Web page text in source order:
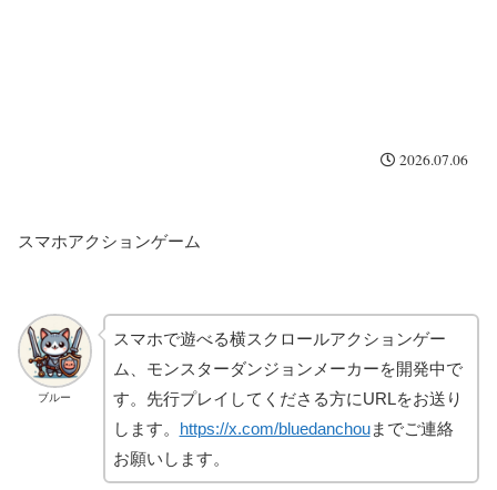
2026.07.06
スマホアクションゲーム
ブルー
スマホで遊べる横スクロールアクションゲー
ム、モンスターダンジョンメーカーを開発中で
す。先行プレイしてくださる方にURLをお送り
します。 https://x.com/bluedanchouまでご連絡
お願いします。